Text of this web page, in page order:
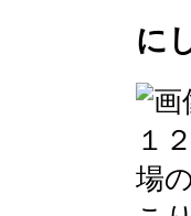
に
１
場